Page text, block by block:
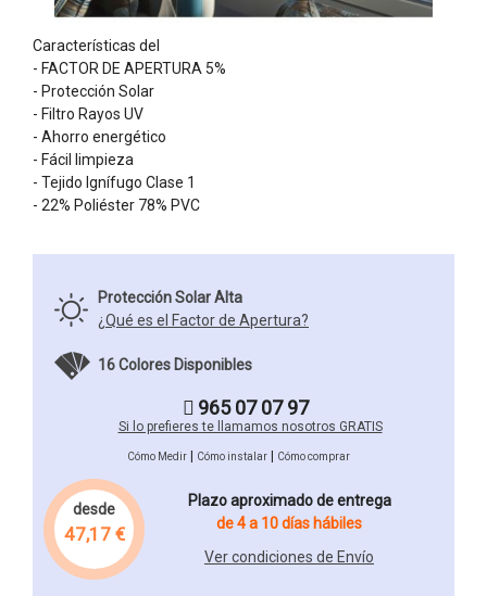
Características del
- FACTOR DE APERTURA 5%
- Protección Solar
- Filtro Rayos UV
- Ahorro energético
- Fácil limpieza
- Tejido Ignífugo Clase 1
- 22% Poliéster 78% PVC
Protección Solar Alta
¿Qué es el Factor de Apertura?
16 Colores Disponibles
965 07 07 97
Si lo prefieres te llamamos nosotros GRATIS
Cómo Medir| Cómo instalar| Cómo comprar
desde
47,17 €
Plazo aproximado de entrega
de 4 a 10 días hábiles
Ver condiciones de Envío